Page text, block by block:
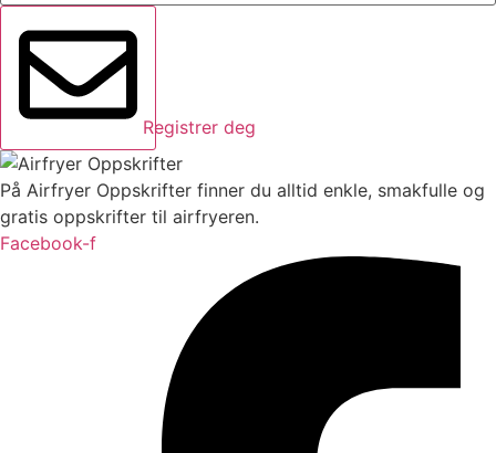
Registrer deg
På Airfryer Oppskrifter finner du alltid enkle, smakfulle og
gratis oppskrifter til airfryeren.
Facebook-f